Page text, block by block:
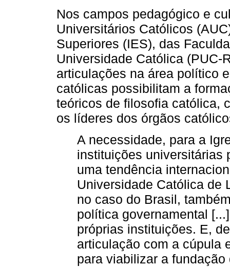
Nos campos pedagógico e
Universitários Católicos
Superiores (IES), das
Universidade Católica (PUC-
articulações na área político
católicas possibilitam a
teóricos de filosofia católica,
os líderes dos órgãos
A necessidade, para a
instituições universitárias
uma tendência
Universidade Católica de
no caso do Brasil,
política governamental
próprias instituições. E,
articulação com a cúpula
para viabilizar a